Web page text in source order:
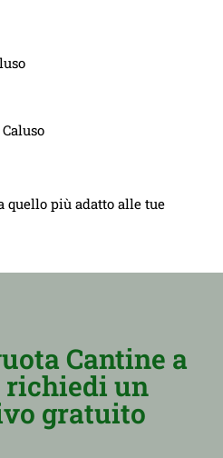
più adatto alle tue
Cantine a
richiedi un
gratuito